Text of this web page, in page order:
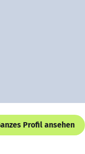
Profil ansehen